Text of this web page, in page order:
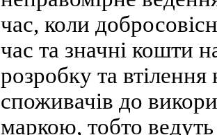
час, коли
час та значні кошти
розробку та
споживачів до
маркою, тобто